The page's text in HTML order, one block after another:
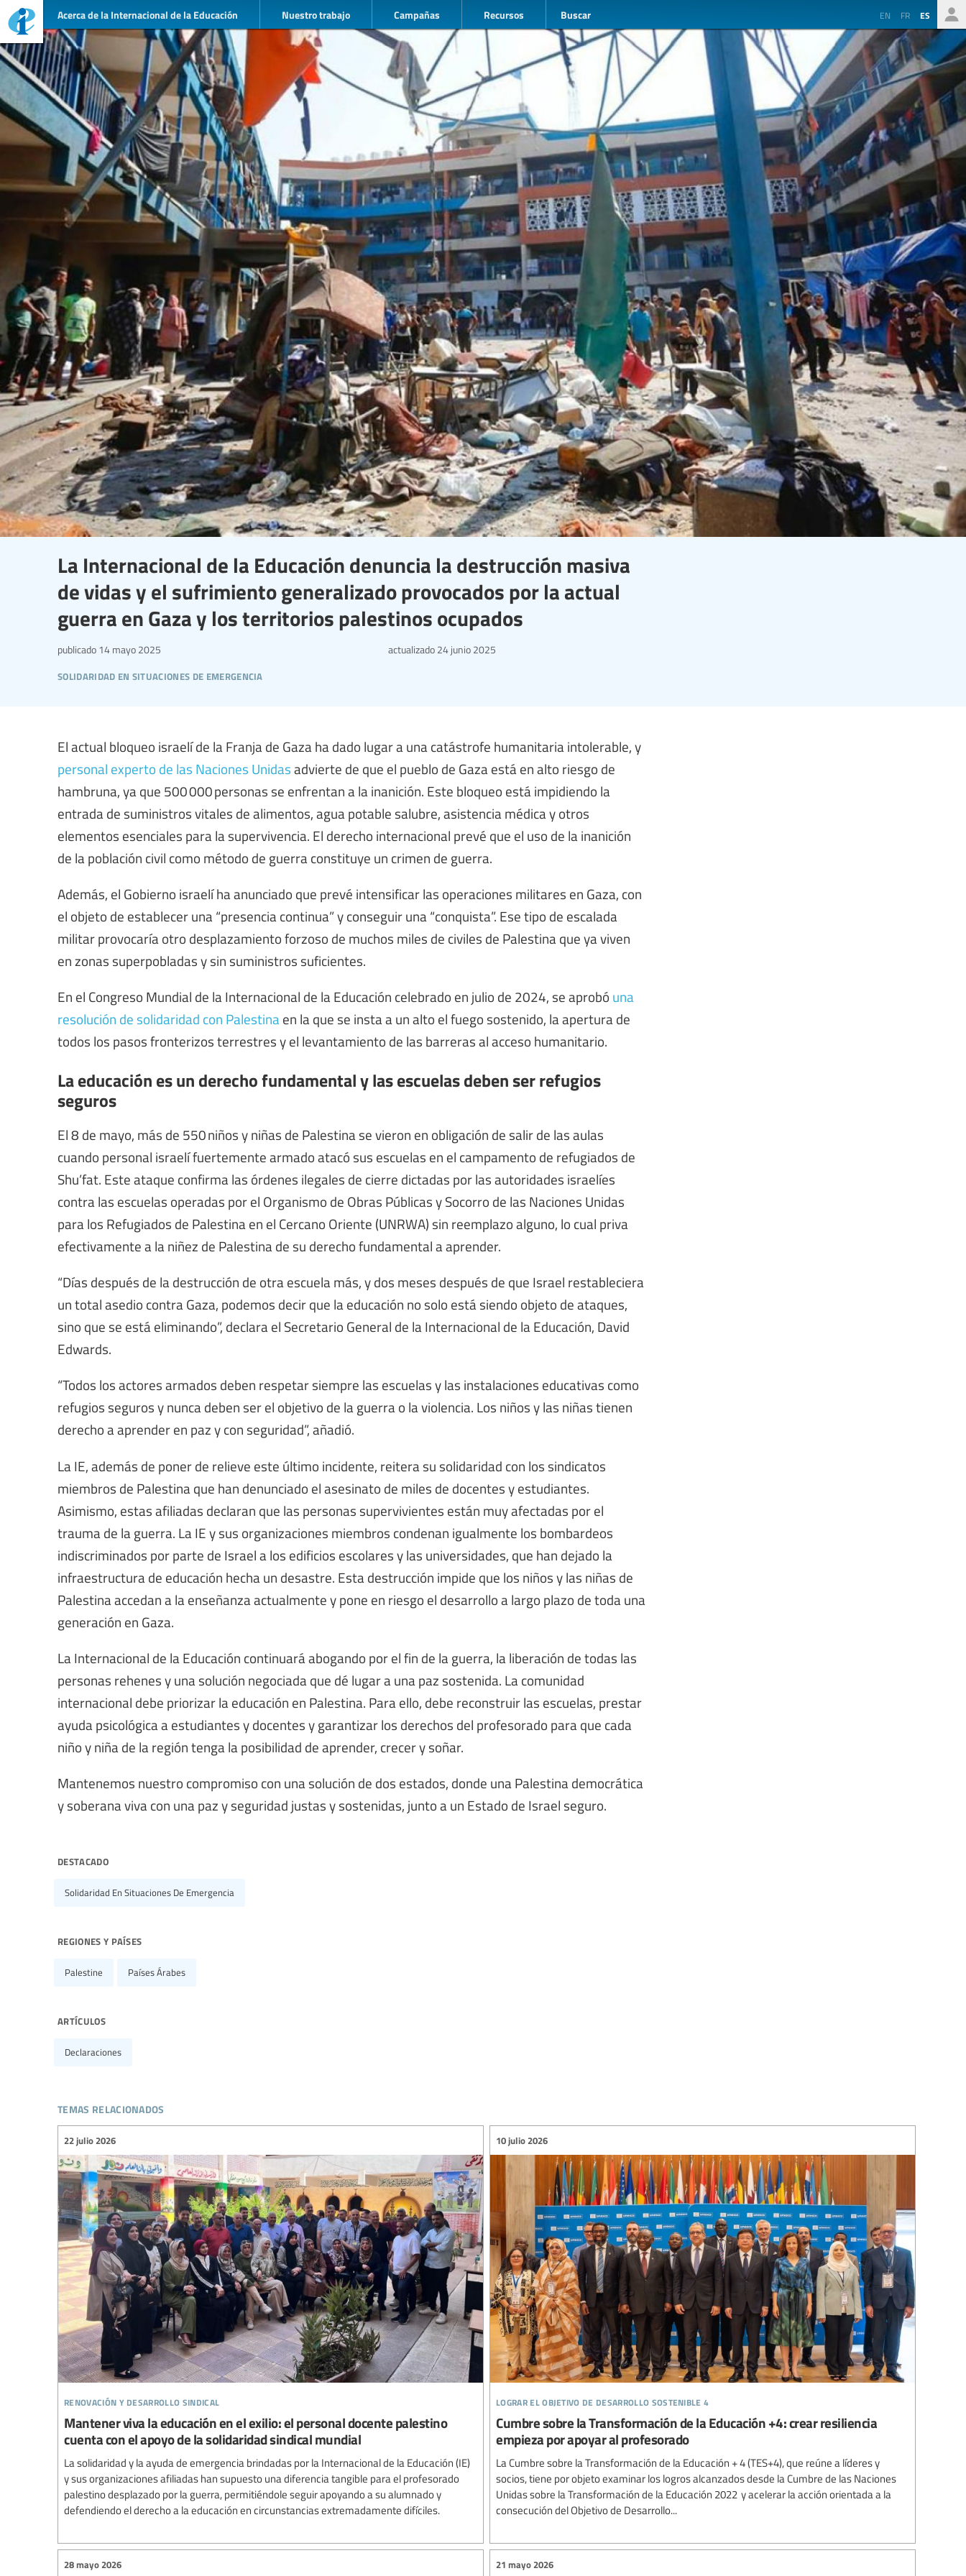
Acerca de la Internacional de la Educación Nuestro trabajo Campañas Recursos Buscar EN FR ES
La Internacional de la Educación denuncia la destrucción masiva
de vidas y el sufrimiento generalizado provocados por la actual
guerra en Gaza y los territorios palestinos ocupados
solidaridad en situaciones de emergencia
publicado 14 mayo 2025 actualizado 24 junio 2025
El actual bloqueo israelí de la Franja de Gaza ha dado lugar a una catástrofe humanitaria intolerable, y
personal experto de las Naciones Unidasadvierte de que el pueblo de Gaza está en alto riesgo de
hambruna, ya que 500 000 personas se enfrentan a la inanición. Este bloqueo está impidiendo la
entrada de suministros vitales de alimentos, agua potable salubre, asistencia médica y otros
elementos esenciales para la supervivencia. El derecho internacional prevé que el uso de la inanición
de la población civil como método de guerra constituye un crimen de guerra.
Además, el Gobierno israelí ha anunciado que prevé intensificar las operaciones militares en Gaza, con
el objeto de establecer una “presencia continua” y conseguir una “conquista”. Ese tipo de escalada
militar provocaría otro desplazamiento forzoso de muchos miles de civiles de Palestina que ya viven
en zonas superpobladas y sin suministros suficientes.
En el Congreso Mundial de la Internacional de la Educación celebrado en julio de 2024, se aprobó una
resolución de solidaridad con Palestina en la que se insta a un alto el fuego sostenido, la apertura de
todos los pasos fronterizos terrestres y el levantamiento de las barreras al acceso humanitario.
La educación es un derecho fundamental y las escuelas deben ser refugios
seguros
El 8 de mayo, más de 550 niños y niñas de Palestina se vieron en obligación de salir de las aulas
cuando personal israelí fuertemente armado atacó sus escuelas en el campamento de refugiados de
Shu’fat. Este ataque confirma las órdenes ilegales de cierre dictadas por las autoridades israelíes
contra las escuelas operadas por el Organismo de Obras Públicas y Socorro de las Naciones Unidas
para los Refugiados de Palestina en el Cercano Oriente (UNRWA) sin reemplazo alguno, lo cual priva
efectivamente a la niñez de Palestina de su derecho fundamental a aprender.
“Días después de la destrucción de otra escuela más, y dos meses después de que Israel restableciera
un total asedio contra Gaza, podemos decir que la educación no solo está siendo objeto de ataques,
sino que se está eliminando”, declara el Secretario General de la Internacional de la Educación, David
Edwards.
“Todos los actores armados deben respetar siempre las escuelas y las instalaciones educativas como
refugios seguros y nunca deben ser el objetivo de la guerra o la violencia. Los niños y las niñas tienen
derecho a aprender en paz y con seguridad”, añadió.
La IE, además de poner de relieve este último incidente, reitera su solidaridad con los sindicatos
miembros de Palestina que han denunciado el asesinato de miles de docentes y estudiantes.
Asimismo, estas afiliadas declaran que las personas supervivientes están muy afectadas por el
trauma de la guerra. La IE y sus organizaciones miembros condenan igualmente los bombardeos
indiscriminados por parte de Israel a los edificios escolares y las universidades, que han dejado la
infraestructura de educación hecha un desastre. Esta destrucción impide que los niños y las niñas de
Palestina accedan a la enseñanza actualmente y pone en riesgo el desarrollo a largo plazo de toda una
generación en Gaza.
La Internacional de la Educación continuará abogando por el fin de la guerra, la liberación de todas las
personas rehenes y una solución negociada que dé lugar a una paz sostenida. La comunidad
internacional debe priorizar la educación en Palestina. Para ello, debe reconstruir las escuelas, prestar
ayuda psicológica a estudiantes y docentes y garantizar los derechos del profesorado para que cada
niño y niña de la región tenga la posibilidad de aprender, crecer y soñar.
Mantenemos nuestro compromiso con una solución de dos estados, donde una Palestina democrática
y soberana viva con una paz y seguridad justas y sostenidas, junto a un Estado de Israel seguro.
destacado
Solidaridad En Situaciones De Emergencia
regiones y países
Palestine Países Árabes
artículos
Declaraciones
temas relacionados
renovación y desarrollo sindical
22 julio 2026
Mantener viva la educación en el exilio: el personal docente palestino
cuenta con el apoyo de la solidaridad sindical mundial
La solidaridad y la ayuda de emergencia brindadas por la Internacional de la Educación (IE)
y sus organizaciones afiliadas han supuesto una diferencia tangible para el profesorado
palestino desplazado por la guerra, permitiéndole seguir apoyando a su alumnado y
defendiendo el derecho a la educación en circunstancias extremadamente difíciles.
lograr el objetivo de desarrollo sostenible 4
10 julio 2026
Cumbre sobre la Transformación de la Educación +4: crear resiliencia
empieza por apoyar al profesorado
La Cumbre sobre la Transformación de la Educación + 4 (TES+4), que reúne a líderes y
socios, tiene por objeto examinar los logros alcanzados desde la Cumbre de las Naciones
Unidas sobre la Transformación de la Educación 2022 y acelerar la acción orientada a la
consecución del Objetivo de Desarrollo...
28 mayo 2026 21 mayo 2026